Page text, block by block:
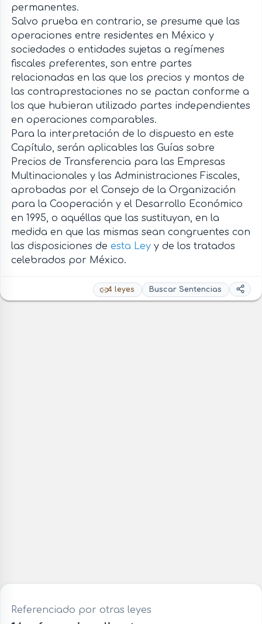
permanentes.
Salvo prueba en contrario, se presume que las
operaciones entre residentes en México y
sociedades o entidades sujetas a regímenes
fiscales preferentes, son entre partes
relacionadas en las que los precios y montos de
las contraprestaciones no se pactan conforme a
los que hubieran utilizado partes independientes
en operaciones comparables.
Para la interpretación de lo dispuesto en este
Capítulo, serán aplicables las Guías sobre
Precios de Transferencia para las Empresas
Multinacionales y las Administraciones Fiscales,
aprobadas por el Consejo de la Organización
para la Cooperación y el Desarrollo Económico
en 1995, o aquéllas que las sustituyan, en la
medida en que las mismas sean congruentes con
las disposiciones de esta Leyy de los tratados
celebrados por México.
4 leyes Buscar Sentencias
Referenciado por otras leyes